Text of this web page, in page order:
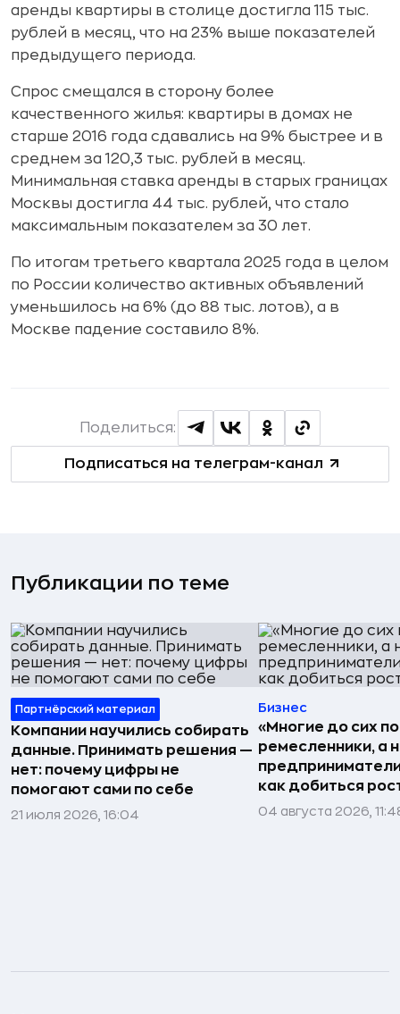
аренды квартиры в столице достигла 115 тыс.
рублей в месяц, что на 23% выше показателей
предыдущего периода.
Спрос смещался в сторону более
качественного жилья: квартиры в домах не
старше 2016 года сдавались на 9% быстрее и в
среднем за 120,3 тыс. рублей в месяц.
Минимальная ставка аренды в старых границах
Москвы достигла 44 тыс. рублей, что стало
максимальным показателем за 30 лет.
По итогам третьего квартала 2025 года в целом
по России количество активных объявлений
уменьшилось на 6% (до 88 тыс. лотов), а в
Москве падение составило 8%.
Подписаться на телеграм-канал
Поделиться:
Публикации по теме
Партнёрский материал
Компании научились собирать
данные. Принимать решения —
нет: почему цифры не
помогают сами по себе
21 июля 2026, 16:04
Бизнес
«Многие до сих
ремесленники, а
как добиться
04 августа 2026,